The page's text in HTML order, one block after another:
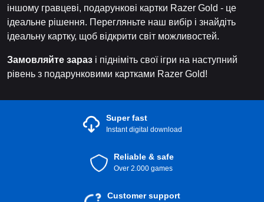
іншому гравцеві, подарункові картки Razer Gold - це
ідеальне рішення. Перегляньте наш вибір і знайдіть
ідеальну картку, щоб відкрити світ можливостей.
Замовляйте зараз і підніміть свої ігри на наступний
рівень з подарунковими картками Razer Gold!
Super fast
Instant digital download
Reliable & safe
Over 2.000 games
Customer support